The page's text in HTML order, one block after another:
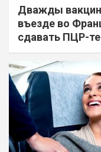
Дважды
въезде во
сдавать ПЦР-